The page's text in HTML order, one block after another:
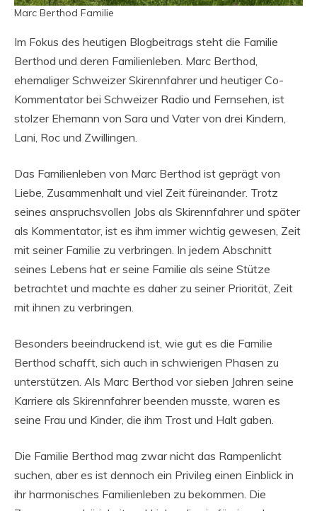
Marc Berthod Familie
Im Fokus des heutigen Blogbeitrags steht die Familie
Berthod und deren Familienleben. Marc Berthod,
ehemaliger Schweizer Skirennfahrer und heutiger Co-
Kommentator bei Schweizer Radio und Fernsehen, ist
stolzer Ehemann von Sara und Vater von drei Kindern,
Lani, Roc und Zwillingen.
Das Familienleben von Marc Berthod ist geprägt von
Liebe, Zusammenhalt und viel Zeit füreinander. Trotz
seines anspruchsvollen Jobs als Skirennfahrer und später
als Kommentator, ist es ihm immer wichtig gewesen, Zeit
mit seiner Familie zu verbringen. In jedem Abschnitt
seines Lebens hat er seine Familie als seine Stütze
betrachtet und machte es daher zu seiner Priorität, Zeit
mit ihnen zu verbringen.
Besonders beeindruckend ist, wie gut es die Familie
Berthod schafft, sich auch in schwierigen Phasen zu
unterstützen. Als Marc Berthod vor sieben Jahren seine
Karriere als Skirennfahrer beenden musste, waren es
seine Frau und Kinder, die ihm Trost und Halt gaben.
Die Familie Berthod mag zwar nicht das Rampenlicht
suchen, aber es ist dennoch ein Privileg einen Einblick in
ihr harmonisches Familienleben zu bekommen. Die